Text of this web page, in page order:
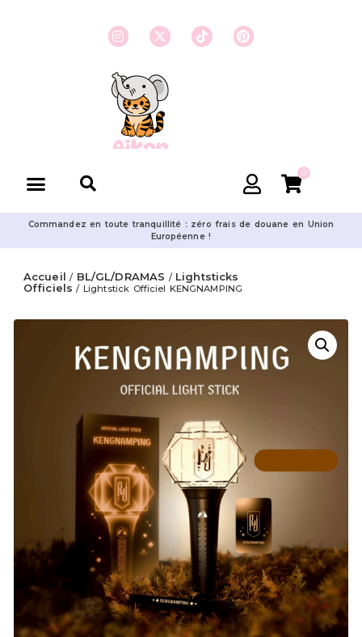
0
Commandez en toute tranquillité : zéro frais de douane en Union
Européenne !
Accueil / BL/GL/DRAMAS / Lightsticks
Officiels / Lightstick Officiel KENGNAMPING